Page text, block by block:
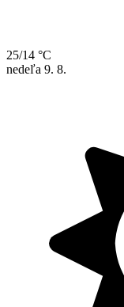
25/14 °C
nedeľa 9. 8.